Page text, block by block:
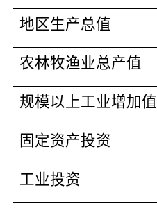
地区生产总值
农林牧渔业总产值
规模以上工业增加值
固定资产投资
工业投资